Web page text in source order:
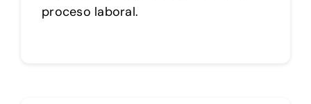
proceso laboral.